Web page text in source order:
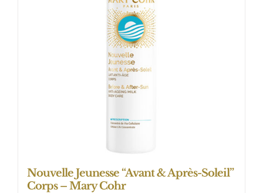
Nouvelle Jeunesse “Avant & Après-Soleil”
Corps – Mary Cohr